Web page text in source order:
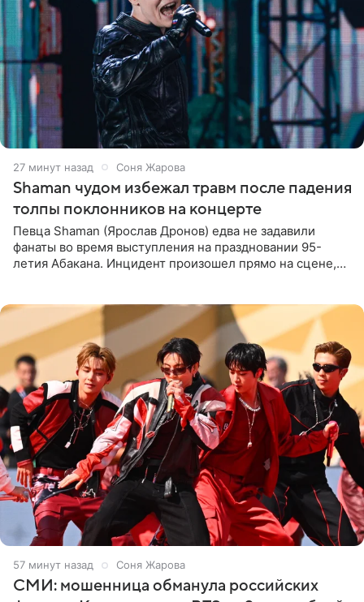
27 минут назад Соня Жарова
Shaman чудом избежал травм после падения
толпы поклонников на концерте
Певца Shaman (Ярослав Дронов) едва не задавили
фанаты во время выступления на праздновании 95-
летия Абакана. Инцидент произошел прямо на сцене,
57 минут назад Соня Жарова
СМИ: мошенница обманула российских